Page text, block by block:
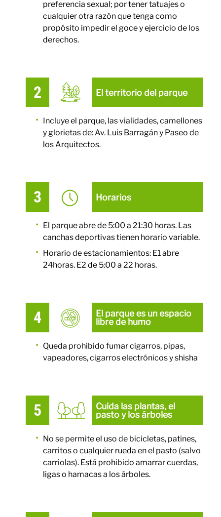
preferencia sexual; por tener tatuajes o
cualquier otra razón que tenga como
propósito impedir el goce y ejercicio de los
derechos.
El territorio del parque
Incluye el parque, las vialidades, camellones
y glorietas de: Av. Luis Barragán y Paseo de
los Arquitectos.
Horarios
El parque abre de 5:00 a 21:30 horas. Las
canchas deportivas tienen horario variable.
Horario de estacionamientos: E1 abre
24horas. E2 de 5:00 a 22 horas.
El parque es un espacio
libre de humo
Queda prohibido fumar cigarros, pipas,
vapeadores, cigarros electrónicos y shisha
Cuida las plantas, el
pasto y los árboles
No se permite el uso de bicicletas, patines,
carritos o cualquier rueda en el pasto (salvo
carriolas). Está prohibido amarrar cuerdas,
ligas o hamacas a los árboles.